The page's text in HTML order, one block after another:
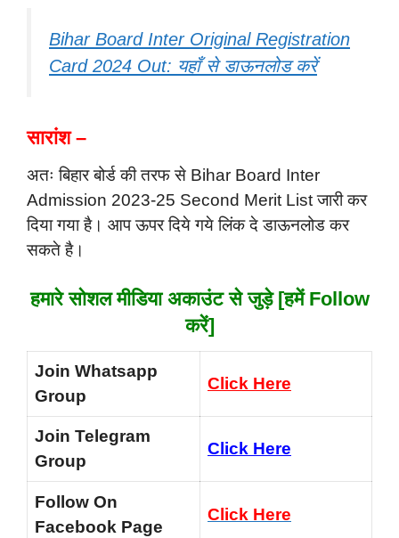
Bihar Board Inter Original Registration
Card 2024 Out: यहाँ से डाऊनलोड करें
सारांश –
अतः बिहार बोर्ड की तरफ से Bihar Board Inter
Admission 2023-25 Second Merit List जारी कर
दिया गया है। आप ऊपर दिये गये लिंक दे डाऊनलोड कर
सकते है।
हमारे सोशल मीडिया अकाउंट से जुड़े [हमें Follow
करें]
Join Whatsapp
Group
Click Here
Join Telegram
Group
Click Here
Follow On
Facebook Page
Click Here